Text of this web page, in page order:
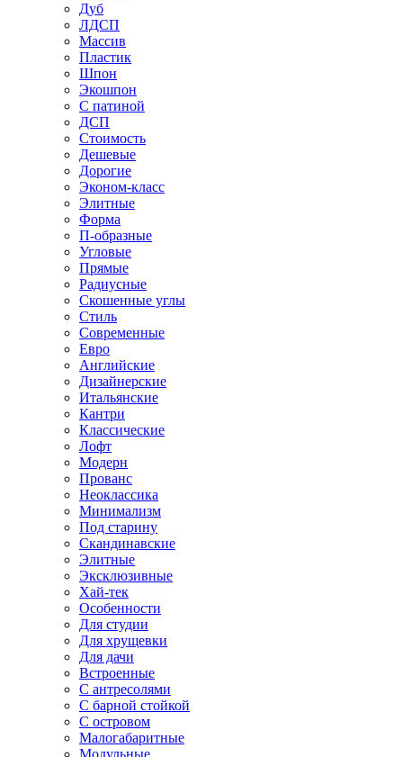
Дуб
ЛДСП
Массив
Пластик
Шпон
Экошпон
С патиной
ДСП
Стоимость
Дешевые
Дорогие
Эконом-класс
Элитные
Форма
П-образные
Угловые
Прямые
Радиусные
Скошенные углы
Стиль
Современные
Евро
Английские
Дизайнерские
Итальянские
Кантри
Классические
Лофт
Модерн
Прованс
Неоклассика
Минимализм
Под старину
Скандинавские
Элитные
Эксклюзивные
Хай-тек
Особенности
Для студии
Для хрущевки
Для дачи
Встроенные
С антресолями
С барной стойкой
С островом
Малогабаритные
Модульные